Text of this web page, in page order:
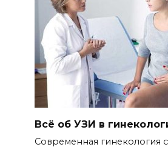
Всё об УЗИ в
Современная гинекология